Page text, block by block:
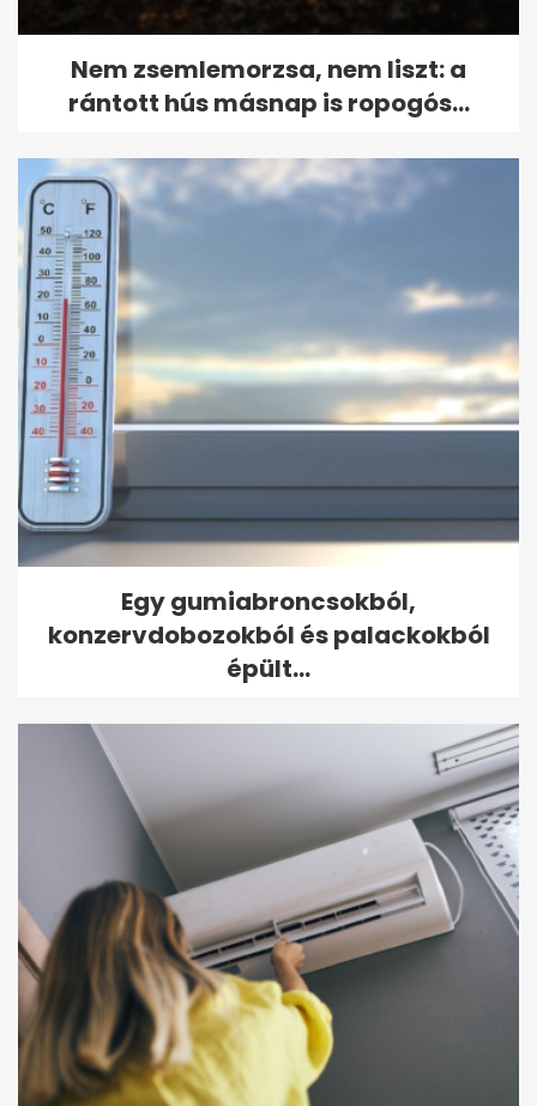
Nem zsemlemorzsa, nem liszt: a
rántott hús másnap is ropogós...
Egy gumiabroncsokból,
konzervdobozokból és palackokból
épült...